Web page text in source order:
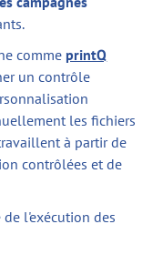
comme printQ
un contrôle
les fichiers
à partir de
contrôlées et de
l'exécution des